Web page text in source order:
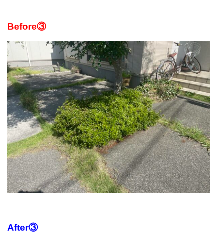
Before③
After③